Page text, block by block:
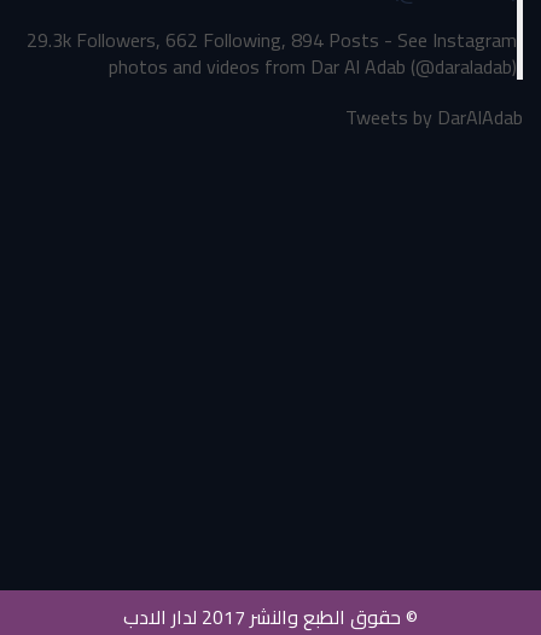
29.3k Followers, 662 Following, 894 Posts - See Instagram
photos and videos from Dar Al Adab (@daraladab)
Tweets by DarAlAdab
© حقوق الطبع والنشر 2017 لدار الادب